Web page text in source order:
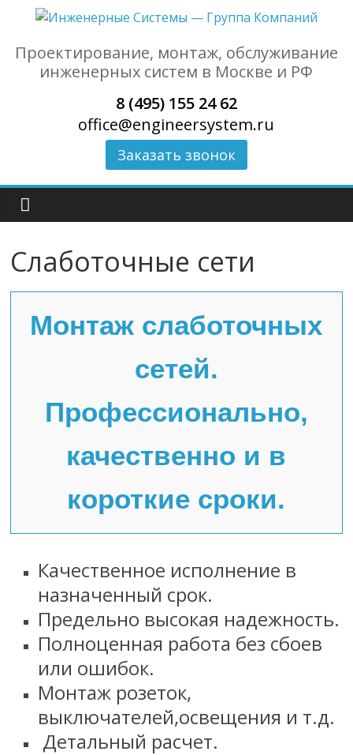
Проектирование, монтаж, обслуживание
инженерных систем в Москве и РФ
8 (495) 155 24 62
office@engineersystem.ru
Заказать звонок
Слаботочные сети
Монтаж слаботочных
сетей.
Профессионально,
качественно и в
короткие сроки.
Качественное исполнение в
назначенный срок.
Предельно высокая надежность.
Полноценная работа без сбоев
или ошибок.
Монтаж розеток,
выключателей,освещения и т.д.
Детальный расчет.